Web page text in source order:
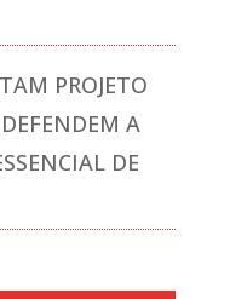
PROJETO
A
DE